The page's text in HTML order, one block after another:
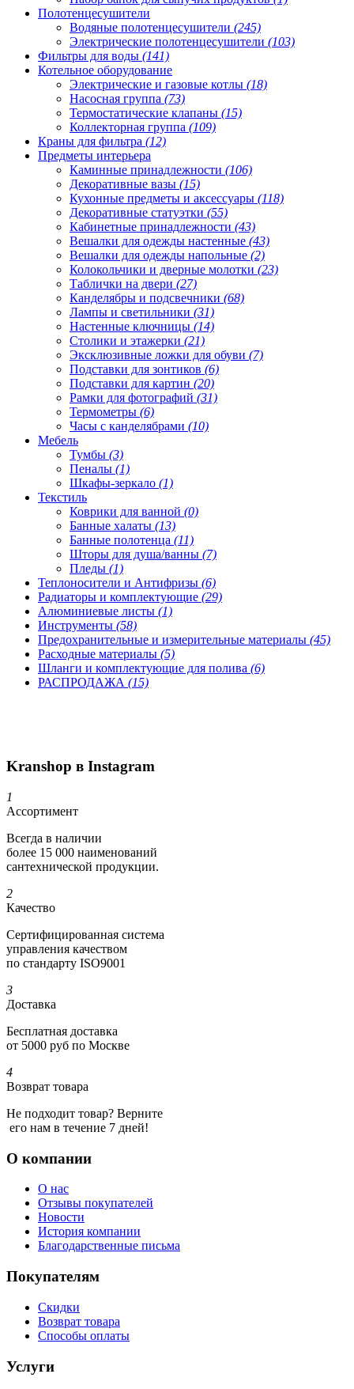
Полотенцесушители
Водяные полотенцесушители (245)
Электрические полотенцесушители (103)
Фильтры для воды (141)
Котельное оборудование
Электрические и газовые котлы (18)
Насосная группа (73)
Термостатические клапаны (15)
Коллекторная группа (109)
Краны для фильтра (12)
Предметы интерьера
Каминные принадлежности (106)
Декоративные вазы (15)
Кухонные предметы и аксессуары (118)
Декоративные статуэтки (55)
Кабинетные принадлежности (43)
Вешалки для одежды настенные (43)
Вешалки для одежды напольные (2)
Колокольчики и дверные молотки (23)
Таблички на двери (27)
Канделябры и подсвечники (68)
Лампы и светильники (31)
Настенные ключницы (14)
Столики и этажерки (21)
Эксклюзивные ложки для обуви (7)
Подставки для зонтиков (6)
Подставки для картин (20)
Рамки для фотографий (31)
Термометры (6)
Часы с канделябрами (10)
Мебель
Тумбы (3)
Пеналы (1)
Шкафы-зеркало (1)
Текстиль
Коврики для ванной (0)
Банные халаты (13)
Банные полотенца (11)
Шторы для душа/ванны (7)
Пледы (1)
Теплоносители и Антифризы (6)
Радиаторы и комплектующие (29)
Алюминиевые листы (1)
Инструменты (58)
Предохранительные и измерительные материалы (45)
Расходные материалы (5)
Шланги и комплектующие для полива (6)
РАСПРОДАЖА (15)
Kranshop в Instagram
1
Ассортимент
Всегда в наличии
более 15 000 наименований
сантехнической продукции.
2
Качество
Сертифициро­ванная система
управления качеством
по стандарту ISO9001
3
Доставка
Бесплатная доставка
от 5000 руб по Москве
4
Возврат товара
Не подходит товар? Верните
его нам в течение 7 дней!
О компании
О нас
Отзывы покупателей
Новости
История компании
Благодарственные письма
Покупателям
Скидки
Возврат товара
Способы оплаты
Услуги